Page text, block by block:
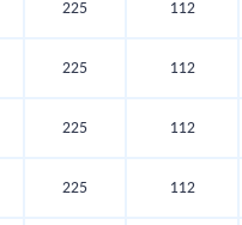
225 112
225 112
225 112
225 112